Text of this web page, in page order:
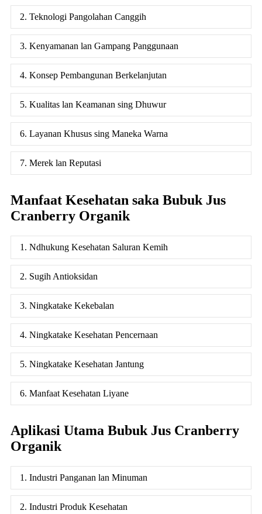
2. Teknologi Pangolahan Canggih
3. Kenyamanan lan Gampang Panggunaan
4. Konsep Pembangunan Berkelanjutan
5. Kualitas lan Keamanan sing Dhuwur
6. Layanan Khusus sing Maneka Warna
7. Merek lan Reputasi
Manfaat Kesehatan saka Bubuk Jus
Cranberry Organik
1. Ndhukung Kesehatan Saluran Kemih
2. Sugih Antioksidan
3. Ningkatake Kekebalan
4. Ningkatake Kesehatan Pencernaan
5. Ningkatake Kesehatan Jantung
6. Manfaat Kesehatan Liyane
Aplikasi Utama Bubuk Jus Cranberry
Organik
1. Industri Panganan lan Minuman
2. Industri Produk Kesehatan